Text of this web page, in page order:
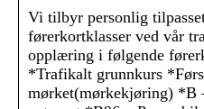
Vi tilbyr personlig
førerkortklasser ved vår
opplæring i følgende
*Trafikalt grunnkurs
mørket(mørkekjøring) *B